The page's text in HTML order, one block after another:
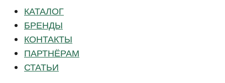
КАТАЛОГ
БРЕНДЫ
КОНТАКТЫ
ПАРТНЁРАМ
СТАТЬИ